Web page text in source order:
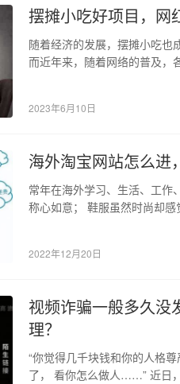
摆摊小吃好项目，网
随着经济的发展，摆摊小吃也
而近年来，随着网络的普及，
2023年6月10日
海外淘宝网站怎么进
常年在海外学习、生活、工作
称心如意； 鞋服虽然时尚却
2022年12月20日
视频诈骗一般多久没
理？
“你觉得几千块钱和你的人格
了， 看你怎么做人……” 近日